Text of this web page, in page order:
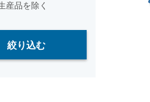
産品を除く